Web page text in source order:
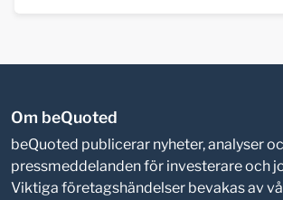
Om beQuoted
beQuoted publicerar nyheter, analyser
pressmeddelanden för investerare och
Viktiga företagshändelser bevakas av